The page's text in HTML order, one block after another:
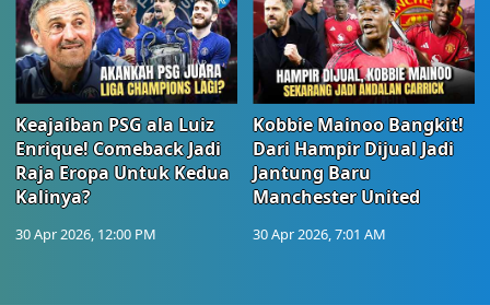
Keajaiban PSG ala Luiz
Enrique! Comeback Jadi
Raja Eropa Untuk Kedua
Kalinya?
30 Apr 2026, 12:00 PM
Kobbie Mainoo Bangkit!
Dari Hampir Dijual Jadi
Jantung Baru
Manchester United
30 Apr 2026, 7:01 AM